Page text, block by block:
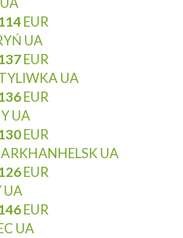
EUR
UA
EUR
UA
EUR
UA
EUR
UA
EUR
UA
EUR
UA